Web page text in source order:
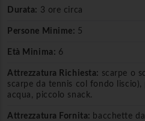
Durata: 3 ore circa
Persone Minime: 5
Età Minima: 6
Attrezzatura Richiesta: scarpe o
scarpe da tennis col fondo
acqua, piccolo snack.
Attrezzatura Fornita: bacchette